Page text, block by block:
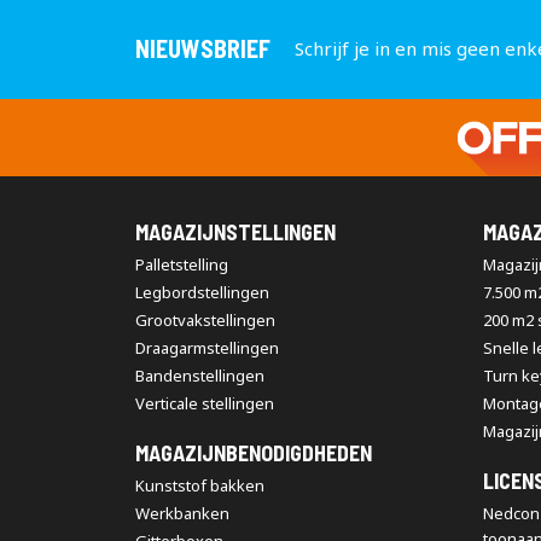
NIEUWSBRIEF Schrijf je in en mis geen
MAGAZIJNSTELLINGEN
Palletstelling
Legbordstellingen
Grootvakstellingen
Draagarmstellingen
Bandenstellingen
Verticale stellingen
MAGAZIJNBENODIGDHEDEN
Kunststof bakken
Werkbanken
7.500
200
Snelle
Turn